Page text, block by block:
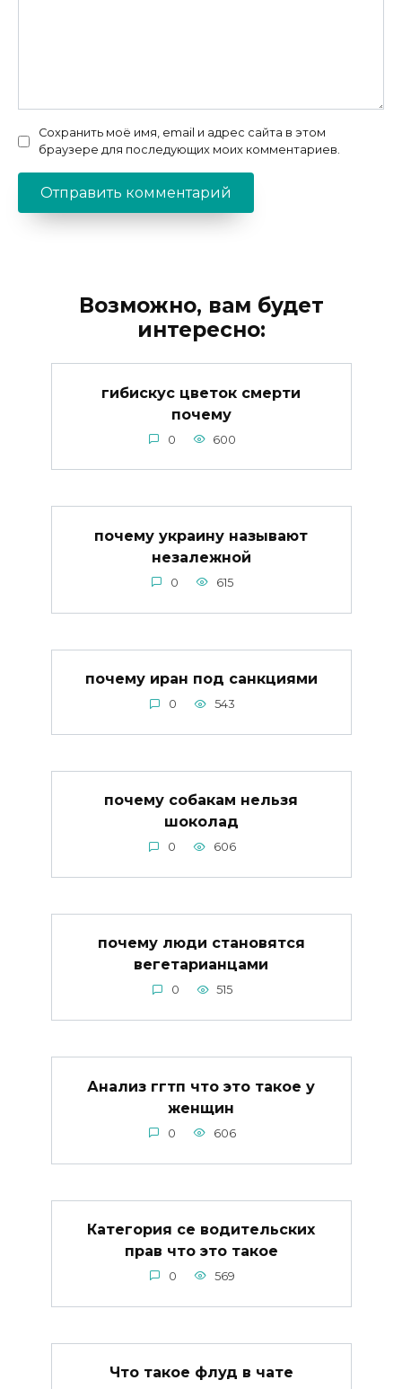
Сохранить моё имя, email и адрес сайта в этом
браузере для последующих моих комментариев.
Возможно, вам будет
интересно:
гибискус цветок смерти
почему
0 600
почему украину называют
незалежной
0 615
почему иран под санкциями
0 543
почему собакам нельзя
шоколад
0 606
почему люди становятся
вегетарианцами
0 515
Анализ ггтп что это такое у
женщин
0 606
Категория се водительских
прав что это такое
0 569
Что такое флуд в чате